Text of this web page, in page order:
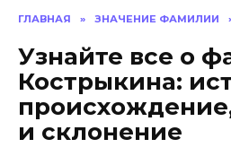
ГЛАВНАЯ » ЗНАЧЕНИЕ ФАМИЛИИ
Узнайте все о
Кострыкина:
и склонение